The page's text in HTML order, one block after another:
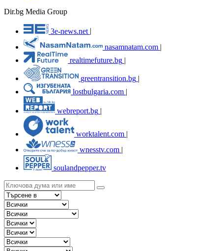
Dir.bg Media Group
3e-news.net
nasamnatam.com |
realtimefuture.bg |
greentransition.bg |
lostbulgaria.com |
webreport.bg
worktalent.com |
wnesstv.com |
soulandpepper.tv